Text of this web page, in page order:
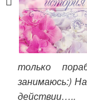
только
занимаюсь:)
действии…..